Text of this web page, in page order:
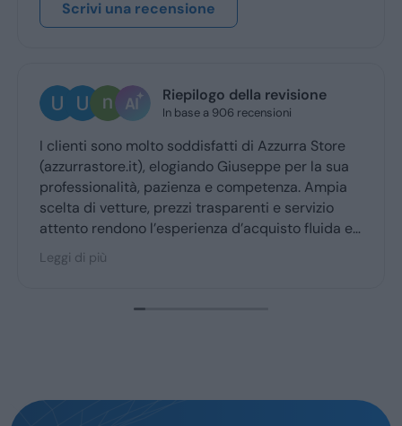
Scrivi una recensione
della revisione
906 recensioni
di Azzurra Store
Giuseppe per la sua
competenza. Ampia
e servizio
d’acquisto fluida e
degli utenti.
Ugo Brescia
2 giorni fa
Ottima esperienza con la
Giuseppe mi ha coccolato
ritiro a quello della